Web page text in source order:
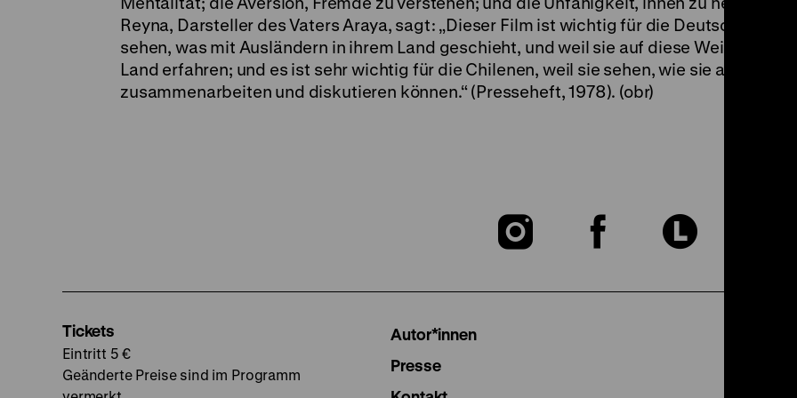
Reyna, Darsteller des Vaters Araya, sagt: „Dieser Film ist wichtig für die Deutschen, weil
sehen, was mit Ausländern in ihrem Land geschieht, und weil sie auf diese Weise etwas
Land erfahren; und es ist sehr wichtig für die Chilenen, weil sie sehen, wie sie als
zusammenarbeiten und diskutieren können.“ (Presseheft, 1978). (obr)
Zu
Zu
Zu
Tickets
Eintritt 5 €
Geänderte Preise sind im Programm
Autor*innen
Presse